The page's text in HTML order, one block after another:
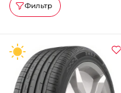
Фильтр